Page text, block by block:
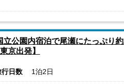
立公園内宿泊で尾瀬にたっぷり
京出発】
行日数 1泊2日